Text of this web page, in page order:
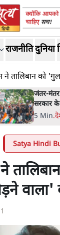
राजनीतिदुनिया
ने तालिबान को
जंतर मंतर
प्रताड़ित
शाह में
7 Min.
Satya Hindi
वाला'